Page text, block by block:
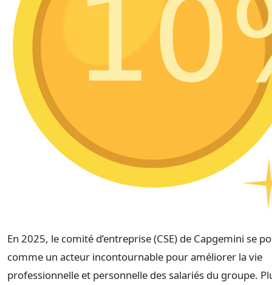
En 2025, le comité d’entreprise (CSE) de Capgemini se
comme un acteur incontournable pour améliorer la vie
professionnelle et personnelle des salariés du groupe.